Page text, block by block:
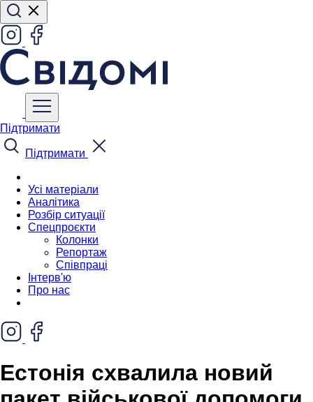
Підтримати
Підтримати
Усі матеріали
Аналітика
Розбір ситуації
Спецпроєкти
Колонки
Репортаж
Співпраці
Інтерв'ю
Про нас
Естонія схвалила новий